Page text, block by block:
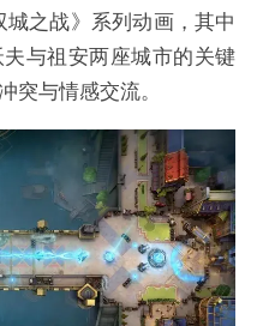
之战》系列动画，其中
与祖安两座城市的关键
突与情感交流。